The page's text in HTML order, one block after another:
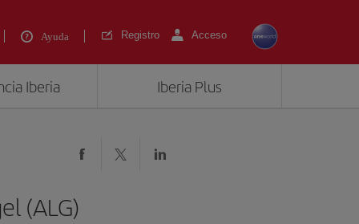
Ayuda Registro Acceso
Iberia Iberia Plus
(ALG)